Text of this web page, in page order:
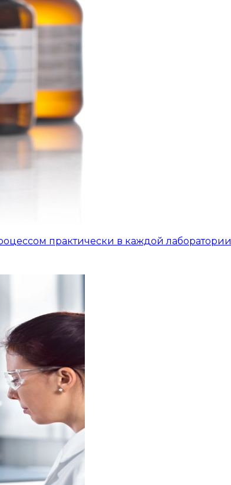
практически в каждой лаборатории